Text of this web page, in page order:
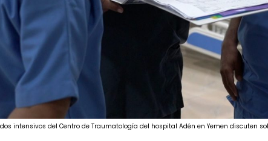
intensivos del Centro de Traumatología del hospital Adén en Yemen discuten